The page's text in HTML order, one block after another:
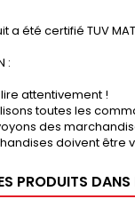
a été certifié TUV
:
attentivement !
toutes les
des
doivent être
PRODUITS